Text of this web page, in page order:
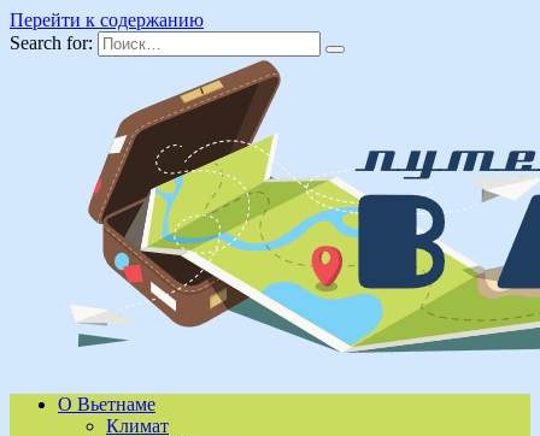
Перейти к содержанию
Search for:
О Вьетнаме
Климат